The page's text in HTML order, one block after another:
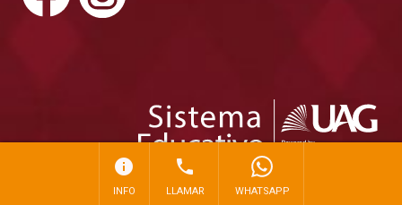
info
INFO
phone
LLAMAR WHATSAPP